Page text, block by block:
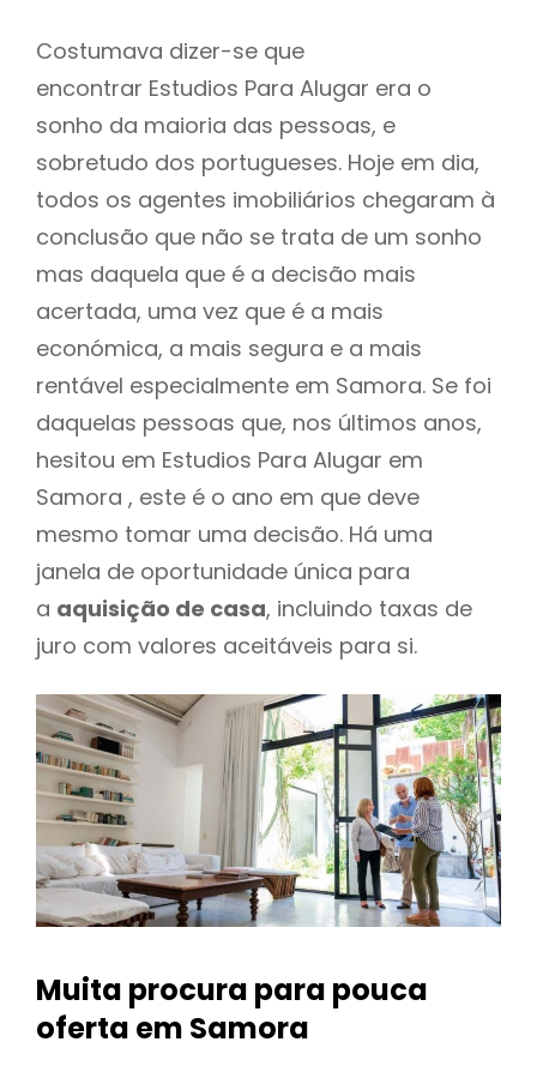
Costumava dizer-se que
encontrar Estudios Para Alugar era o
sonho da maioria das pessoas, e
sobretudo dos portugueses. Hoje em dia,
todos os agentes imobiliários chegaram à
conclusão que não se trata de um sonho
mas daquela que é a decisão mais
acertada, uma vez que é a mais
económica, a mais segura e a mais
rentável especialmente em Samora. Se foi
daquelas pessoas que, nos últimos anos,
hesitou em Estudios Para Alugar em
Samora , este é o ano em que deve
mesmo tomar uma decisão. Há uma
janela de oportunidade única para
a aquisição de casa, incluindo taxas de
juro com valores aceitáveis para si.
Muita procura para pouca
oferta em Samora